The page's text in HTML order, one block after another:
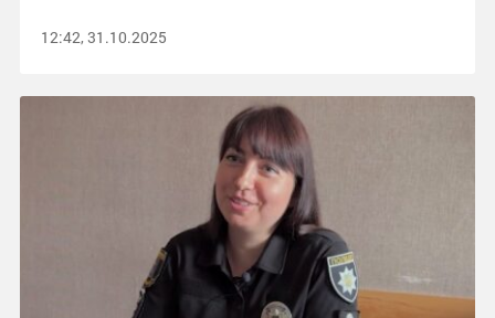
12:42, 31.10.2025